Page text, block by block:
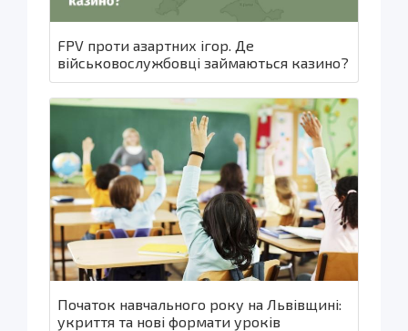
FPV проти азартних ігор. Де
військовослужбовці займаються казино?
Початок навчального року на Львівщині:
укриття та нові формати уроків